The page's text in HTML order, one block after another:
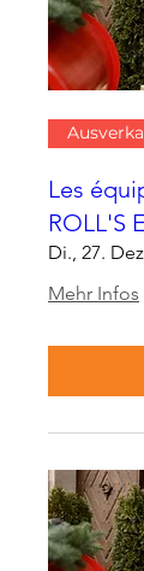
Les
ROLL'S
Di., 27.
Mehr Infos